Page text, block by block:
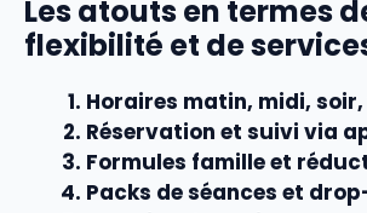
Les atouts en termes
flexibilité et de
Horaires matin, midi,
Réservation et suivi via
Formules famille et
Packs de séances et